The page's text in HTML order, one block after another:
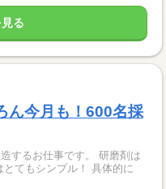
る
ん今月も！600名採
仕事です。 研磨剤は
てもシンプル！ 具体的に